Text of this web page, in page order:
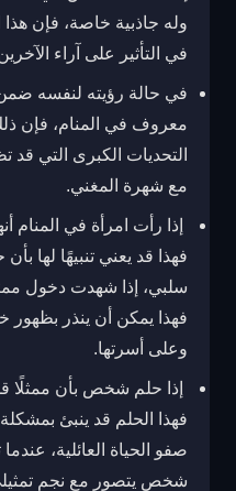
وله جاذبية خاصة، فإن
في التأثير على آراء
في حالة رؤيته لنفسه
معروف في المنام، فإن
التحديات الكبرى التي
مع شهرة المغني.
إذا رأت امرأة في
فهذا قد يعني تنبيهًا لها
سلبي، إذا شهدت دخول
فهذا يمكن أن ينذر بظهور
وعلى أسرتها.
إذا حلم شخص بأن ممثلًا
فهذا الحلم قد ينبئ
صفو الحياة العائلية،
شخص يتصور مع نجم